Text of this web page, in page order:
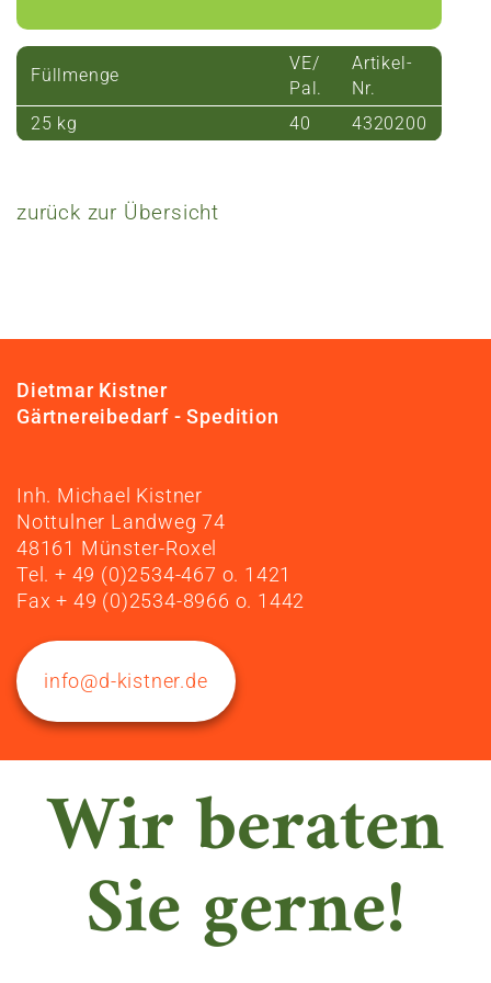
Füllmenge
VE/
Pal.
Artikel-
Nr.
25 kg
40 4320200
zurück zur Übersicht
Dietmar Kistner
Gärtnereibedarf - Spedition
Inh. Michael Kistner
Nottulner Landweg 74
48161 Münster-Roxel
Tel. + 49 (0)2534-467 o. 1421
Fax + 49 (0)2534-8966 o. 1442
info@d-kistner.de
Wir beraten
Sie gerne!